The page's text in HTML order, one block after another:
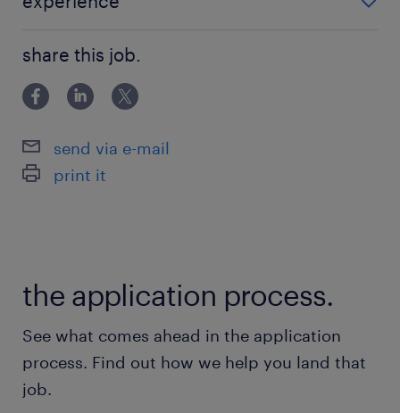
ら販売までを行う会社です。
最寄駅
タウン中央駅（車7分）
成田線／木下駅（車10分）
週休2日のシフト制
就業時間
（1）9:00-18:00（実働8時間00分・休憩60分）
（2）7:30-16:00（実働7時間30分・休憩60分）
share this job.
send via e-mail
print it
the application process.
See what comes ahead in the application
process. Find out how we help you land that
job.